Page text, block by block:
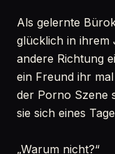
Als gelernte
glücklich in ihrem
andere Richtung
ein Freund ihr
der Porno Szene
sie sich eines
„Warum nicht?“